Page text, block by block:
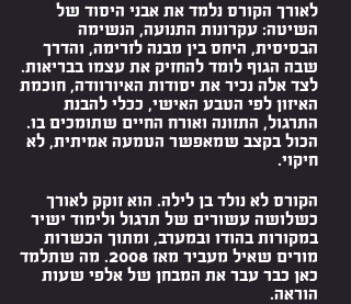
לאורך הקורס נלמד את אבני היסוד של
השיטה: עקרונות התנועה, הנשימה
הבסיסית, היחס בין מבנה לזרימה, והדרך
שבה הגוף לומד להחזיק את עצמו בבריאות.
לצד אלה נכיר את יסודות האיורוודה, חוכמת
האיזון לפי הטבע האישי, ככלי להבנת
התרגול, התזונה ואורח החיים שתומכים בו.
הכול בקצב שמאפשר הטמעה אמיתית, לא
חיקוי.
הקורס לא נולד בן לילה. הוא זוקק לאורך
כשלושה עשורים של תרגול ולימוד ישיר
במקורות בהודו ובמערב, ומתוך הכשרות
מורים שאיל מעביר מאז 2008. מה שתלמד
כאן כבר עבר את המבחן של אלפי שעות
הוראה.